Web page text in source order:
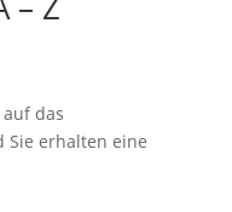
das
Sie erhalten eine